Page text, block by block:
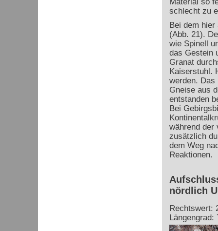
schlecht zu
Bei dem
(Abb. 21).
wie Spinell
das Gestein
Granat
Kaiserstuhl.
werden. Das
Gneise aus
entstanden
Bei
während der
zusätzlich
dem Weg
Reaktionen.
nördlich
Rechtswert:
Längengrad: